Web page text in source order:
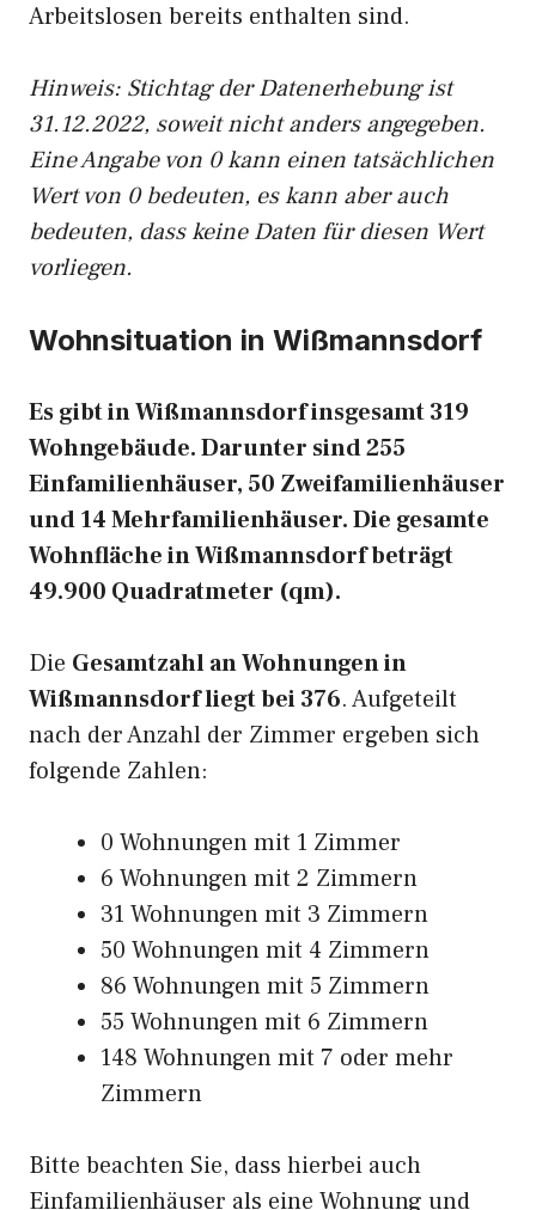
Arbeitslosen bereits enthalten sind.
Hinweis: Stichtag der Datenerhebung ist
31.12.2022, soweit nicht anders angegeben.
Eine Angabe von 0 kann einen tatsächlichen
Wert von 0 bedeuten, es kann aber auch
bedeuten, dass keine Daten für diesen Wert
vorliegen.
Wohnsituation in Wißmannsdorf
Es gibt in Wißmannsdorf insgesamt 319
Wohngebäude. Darunter sind 255
Einfamilienhäuser, 50 Zweifamilienhäuser
und 14 Mehrfamilienhäuser. Die gesamte
Wohnfläche in Wißmannsdorf beträgt
49.900 Quadratmeter (qm).
Die Gesamtzahl an Wohnungen in
Wißmannsdorf liegt bei 376. Aufgeteilt
nach der Anzahl der Zimmer ergeben sich
folgende Zahlen:
0 Wohnungen mit 1 Zimmer
6 Wohnungen mit 2 Zimmern
31 Wohnungen mit 3 Zimmern
50 Wohnungen mit 4 Zimmern
86 Wohnungen mit 5 Zimmern
55 Wohnungen mit 6 Zimmern
148 Wohnungen mit 7 oder mehr
Zimmern
Bitte beachten Sie, dass hierbei auch
Einfamilienhäuser als eine Wohnung und